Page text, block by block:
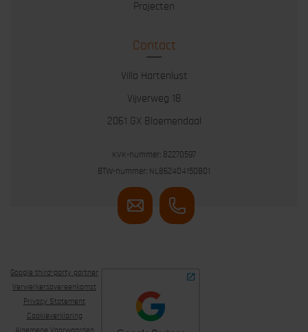
Projecten
Contact
Villa Hartenlust
Vijverweg 18
2061 GX Bloemendaal
KVK-nummer: 82270597
BTW-nummer: NL862404150B01
Google third-party partner
Verwerkersovereenkomst
Privacy Statement
Cookieverklaring
Algemene Voorwaarden